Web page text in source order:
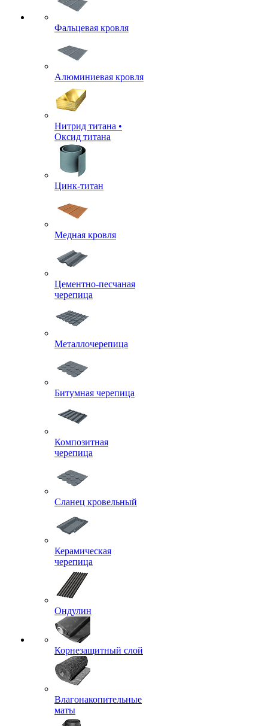
Фальцевая кровля
Алюминиевая кровля
Нитрид титана •
Оксид титана
Цинк-титан
Медная кровля
Цементно-песчаная
черепица
Металлочерепица
Битумная черепица
Композитная
черепица
Сланец кровельный
Керамическая
черепица
Ондулин
Корнезащитный слой
Влагонакопительные
маты